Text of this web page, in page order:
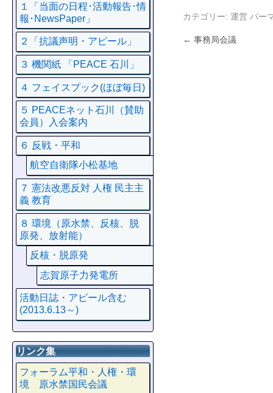
カテゴリー: 運営 パー
← 事務局会議
１「当面の日程･活動報告･情
報･NewsPaper」
２「抗議声明・アピール」
３ 機関紙 「PEACE 石川」
４ フェイスプック(ほぼ毎日)
５ PEACEネット石川（賛助
会員）入会案内
６ 反戦・平和
航空自衛隊小松基地
７ 憲法改悪反対 人権 民主主
義 教育
８ 環境（原水禁、反核、脱
原発、放射能）
反核・脱原発
志賀原子力発電所
活動日誌・アピール含む
(2013.6.13～)
リンク集
フォーラム平和・人権・環
境 原水禁国民会議